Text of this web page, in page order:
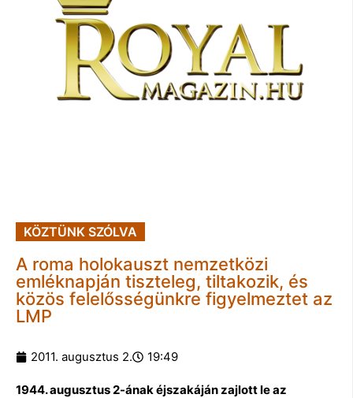
KÖZTÜNK SZÓLVA
A roma holokauszt nemzetközi
emléknapján tiszteleg, tiltakozik, és
közös felelősségünkre figyelmeztet az
LMP
2011. augusztus 2. 19:49
1944. augusztus 2-ának éjszakáján zajlott le az